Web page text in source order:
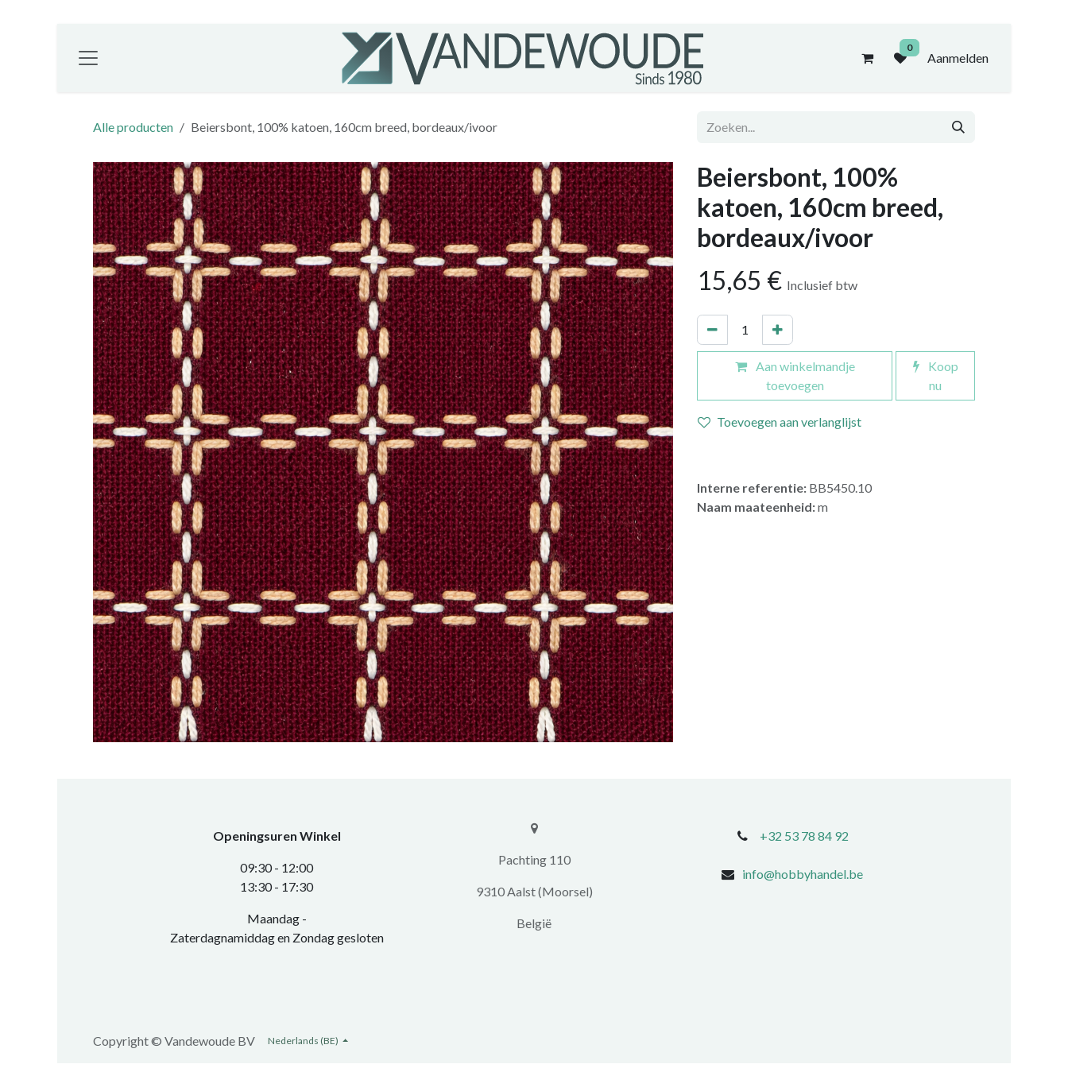
0
Aanmelden
Alle producten Beiersbont, 100% katoen, 160cm breed, bordeaux/ivoor
Beiersbont, 100%
katoen, 160cm breed,
bordeaux/ivoor
15,65 € Inclusief btw
Aan winkelmandje
toevoegen
Koop
nu
Toevoegen aan verlanglijst
Interne referentie: BB5450.10
Naam maateenheid:m
Openingsuren Winkel
0​9:30 - 12:00
​13:30 - 17:30​
Maandag -
Zaterdagnamiddag en Zondag gesloten
+32 53 78 84 92
info@hobbyhandel.be
​​Pachting 110
9310 Aalst (Moorsel)
​België
Copyright © Vandewoude BV Nederlands (BE)